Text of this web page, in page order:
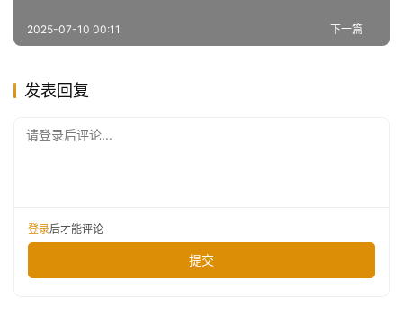
下一篇
2025-07-10 00:11
发表回复
请登录后评论...
登录后才能评论
提交